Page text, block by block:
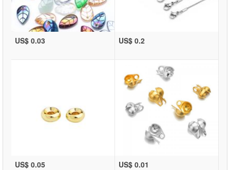
US$ 0.03 US$ 0.2
US$ 0.05 US$ 0.01